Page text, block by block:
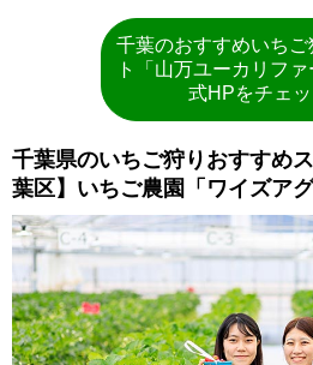
千葉のおすすめいちご
ト「山万ユーカリフ
式HPをチェッ
千葉県のいちご狩りおすすめ
葉区】いちご農園「ワイズアグ